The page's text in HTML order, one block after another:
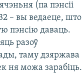
(па пэнсіі
– вы ведаеце, што
пэнсію даваць.
разоў
таму дзяржава
ня можа зарабіць.